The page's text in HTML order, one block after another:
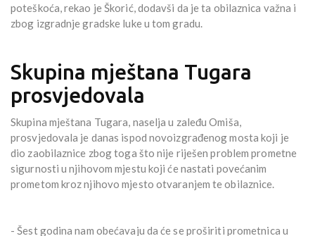
poteškoća, rekao je Škorić, dodavši da je ta obilaznica važna i
zbog izgradnje gradske luke u tom gradu.
Skupina mještana Tugara
prosvjedovala
Skupina mještana Tugara, naselja u zaleđu Omiša,
prosvjedovala je danas ispod novoizgrađenog mosta koji je
dio zaobilaznice zbog toga što nije riješen problem prometne
sigurnosti u njihovom mjestu koji će nastati povećanim
prometom kroz njihovo mjesto otvaranjem te obilaznice.
- Šest godina nam obećavaju da će se proširiti prometnica u